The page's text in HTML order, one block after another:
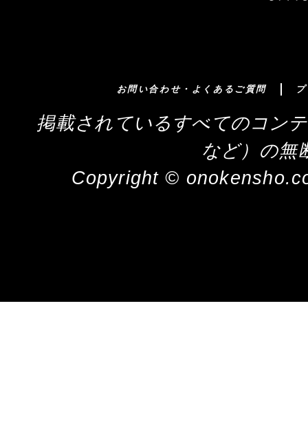
お問い合わせ・よくあるご質問
掲載されているすべてのコン
など）の無
Copyright ©